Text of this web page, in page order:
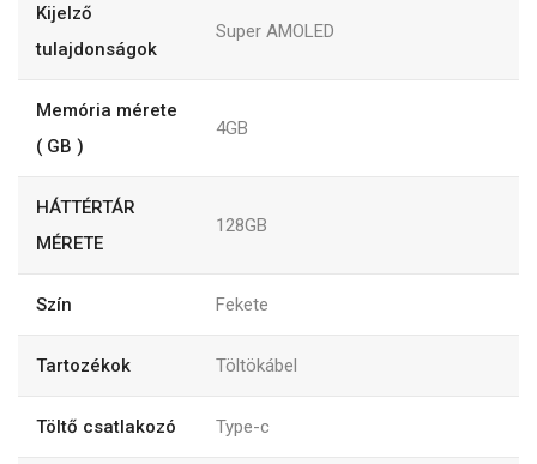
Kijelző
tulajdonságok
Super AMOLED
Memória mérete
( GB )
4GB
HÁTTÉRTÁR
MÉRETE
128GB
Szín Fekete
Tartozékok Töltökábel
Töltő csatlakozó Type-c